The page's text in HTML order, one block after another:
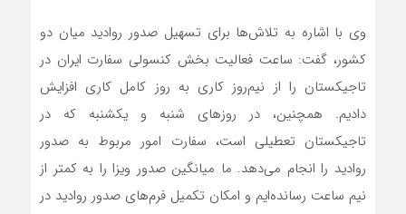
وی با اشاره به تلاش‌ها برای تسهیل صدور روادید میان دو
کشور، گفت: ساعت فعالیت بخش کنسولی سفارت ایران در
تاجیکستان را از نیم‌روز کاری به روز کامل کاری افزایش
دادیم. همچنین، در روزهای شنبه و یکشنبه که در
تاجیکستان تعطیلی است، سفارت امور مربوط به صدور
روادید را انجام می‌دهد. ما میانگین صدور ویزا را به کمتر از
نیم ساعت رسانده‌ایم و امکان تکمیل فرم‌های صدور روادید در